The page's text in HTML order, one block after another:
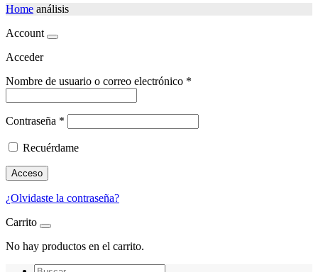
Home análisis
Account
Acceder
Nombre de usuario o correo electrónico *
Contraseña *
Recuérdame
Acceso
¿Olvidaste la contraseña?
Carrito
No hay productos en el carrito.